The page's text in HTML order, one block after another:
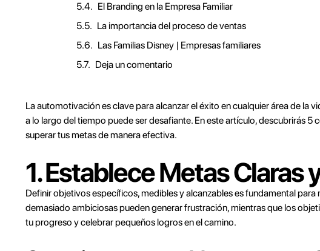
El Branding en la Empresa Familiar
La importancia del proceso de ventas
Las Familias Disney | Empresas familiares
Deja un comentario
La automotivación es clave para alcanzar el éxito en cualquier área de la
a lo largo del tiempo puede ser desafiante. En este artículo, descubrirás 5
superar tus metas de manera efectiva.
1. Establece Metas Claras
Definir objetivos específicos, medibles y alcanzables es fundamental
demasiado ambiciosas pueden generar frustración, mientras que los
tu progreso y celebrar pequeños logros en el camino.